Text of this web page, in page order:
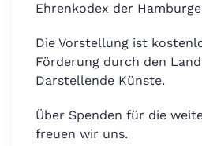
Ehrenkodex der
Die Vorstellung ist
Förderung durch den
Darstellende Künste.
Über Spenden für die
freuen wir uns.